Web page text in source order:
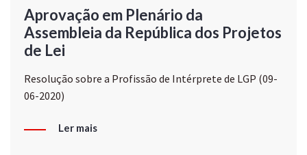
Aprovação em Plenário da
Assembleia da República dos Projetos
de Lei
Resolução sobre a Profissão de Intérprete de LGP (09-
06-2020)
Ler mais